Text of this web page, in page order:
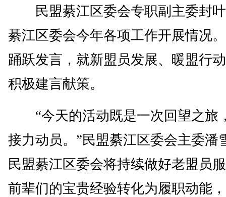
民盟綦江区委会专职副主委封叶
綦江区委会今年各项工作开展情况
踊跃发言，就新盟员发展、暖盟行
积极建言献策。
“今天的活动既是一次回望之旅
接力动员。”民盟綦江区委会主委潘
民盟綦江区委会将持续做好老盟员
前辈们的宝贵经验转化为履职动能